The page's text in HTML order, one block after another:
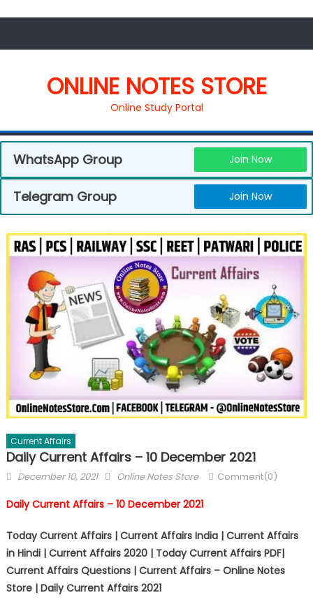
ONLINE NOTES STORE
Online Study Portal
WhatsApp Group Join Now
Telegram Group Join Now
Current Affairs
Daily Current Affairs – 10 December 2021
December 10, 2021 Online Notes Store Comment(0)
Daily Current Affairs – 10 December 2021
Today Current Affairs | Current Affairs India | Current Affairs
in Hindi | Current Affairs 2020 | Today Current Affairs PDF|
Current Affairs Questions | Current Affairs – Online Notes
Store | Daily Current Affairs 2021